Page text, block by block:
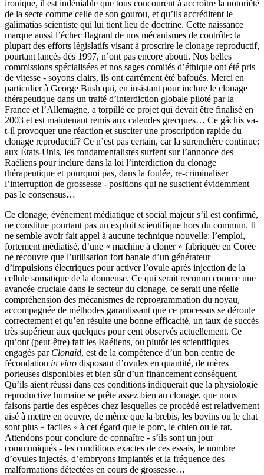
ironique, il est indéniable que tous concourent à accroître la notoriété
de la secte comme celle de son gourou, et qu’ils accréditent le
galimatias scientiste qui lui tient lieu de doctrine. Cette naissance
marque aussi l’échec flagrant de nos mécanismes de contrôle: la
plupart des efforts législatifs visant à proscrire le clonage reproductif,
pourtant lancés dès 1997, n’ont pas encore abouti. Nos belles
commissions spécialisées et nos sages comités d’éthique ont été pris
de vitesse - soyons clairs, ils ont carrément été bafoués. Merci en
particulier à George Bush qui, en insistant pour inclure le clonage
thérapeutique dans un traité d’interdiction globale piloté par la
France et l’Allemagne, a torpillé ce projet qui devait être finalisé en
2003 et est maintenant remis aux calendes grecques… Ce gâchis va-
t-il provoquer une réaction et susciter une proscription rapide du
clonage reproductif? Ce n’est pas certain, car la surenchère continue:
aux États-Unis, les fondamentalistes surfent sur l’annonce des
Raéliens pour inclure dans la loi l’interdiction du clonage
thérapeutique et pourquoi pas, dans la foulée, re-criminaliser
l’interruption de grossesse - positions qui ne suscitent évidemment
pas le consensus…
Ce clonage, événement médiatique et social majeur s’il est confirmé,
ne constitue pourtant pas un exploit scientifique hors du commun. Il
ne semble avoir fait appel à aucune technique nouvelle: l’emploi,
fortement médiatisé, d’une « machine à cloner » fabriquée en Corée
ne recouvre que l’utilisation fort banale d’un générateur
d’impulsions électriques pour activer l’ovule après injection de la
cellule somatique de la donneuse. Ce qui serait reconnu comme une
avancée cruciale dans le secteur du clonage, ce serait une réelle
compréhension des mécanismes de reprogrammation du noyau,
accompagnée de méthodes garantissant que ce processus se déroule
correctement et qu’en résulte une bonne efficacité, un taux de succès
très supérieur aux quelques pour cent observés actuellement. Ce
qu’ont (peut-être) fait les Raéliens, ou plutôt les scientifiques
engagés par Clonaid, est de la compétence d’un bon centre de
fécondation in vitro disposant d’ovules en quantité, de mères
porteuses disponibles et bien sûr d’un financement conséquent.
Qu’ils aient réussi dans ces conditions indiquerait que la physiologie
reproductive humaine se prête assez bien au clonage, que nous
faisons partie des espèces chez lesquelles ce procédé est relativement
aisé à mettre en oeuvre, de même que la brebis, les bovins ou le chat
sont plus « faciles » à cet égard que le porc, le chien ou le rat.
Attendons pour conclure de connaître - s’ils sont un jour
communiqués - les conditions exactes de ces essais, le nombre
d’ovules injectés, d’embryons implantés et la fréquence des
malformations détectées en cours de grossesse…